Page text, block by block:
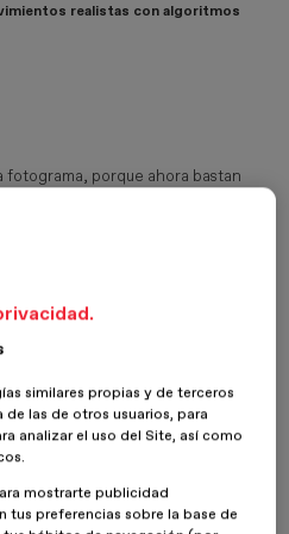
realistas con algoritmos
fotograma, porque ahora bastan
y cómo se crean estas
procedural?
y reglas. Se diferencia de la
transición no está dibujada o
por el contrario, se emplean
para crearla. Estos son
en que un objeto o un personaje
similares propias y de terceros
las de otros usuarios, para
analizar el uso del Site, así como
mostrarte publicidad
tus preferencias sobre la base de